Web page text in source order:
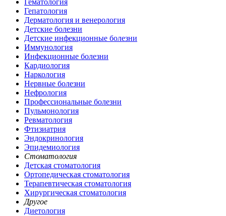
Гепатология
Дерматология и венерология
Детские болезни
Детские инфекционные болезни
Иммунология
Инфекционные болезни
Кардиология
Наркология
Нервные болезни
Нефрология
Профессиональные болезни
Пульмонология
Ревматология
Фтизиатрия
Эндокринология
Эпидемиология
Стоматология
Детская стоматология
Ортопедическая стоматология
Терапевтическая стоматология
Хирургическая стоматология
Другое
Диетология